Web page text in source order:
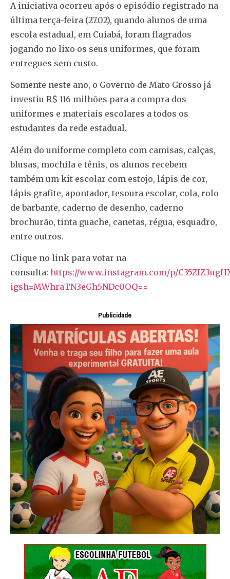
A iniciativa ocorreu após o episódio registrado na
última terça-feira (27.02), quando alunos de uma
escola estadual, em Cuiabá, foram flagrados
jogando no lixo os seus uniformes, que foram
entregues sem custo.
Somente neste ano, o Governo de Mato Grosso já
investiu R$ 116 milhões para a compra dos
uniformes e materiais escolares a todos os
estudantes da rede estadual.
Além do uniforme completo com camisas, calças,
blusas, mochila e tênis, os alunos recebem
também um kit escolar com estojo, lápis de cor,
lápis grafite, apontador, tesoura escolar, cola, rolo
de barbante, caderno de desenho, caderno
brochurão, tinta guache, canetas, régua, esquadro,
entre outros.
Clique no link para votar na
consulta: https://www.instagram.com/p/
igsh=MWhraTN3eGh5NDc0OQ==
Publicidade